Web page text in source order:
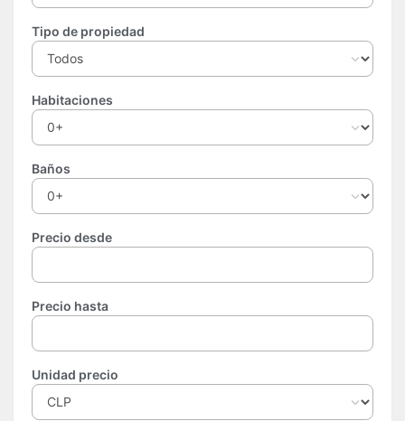
Tipo de propiedad
Habitaciones
Baños
Precio desde
Precio hasta
Unidad precio